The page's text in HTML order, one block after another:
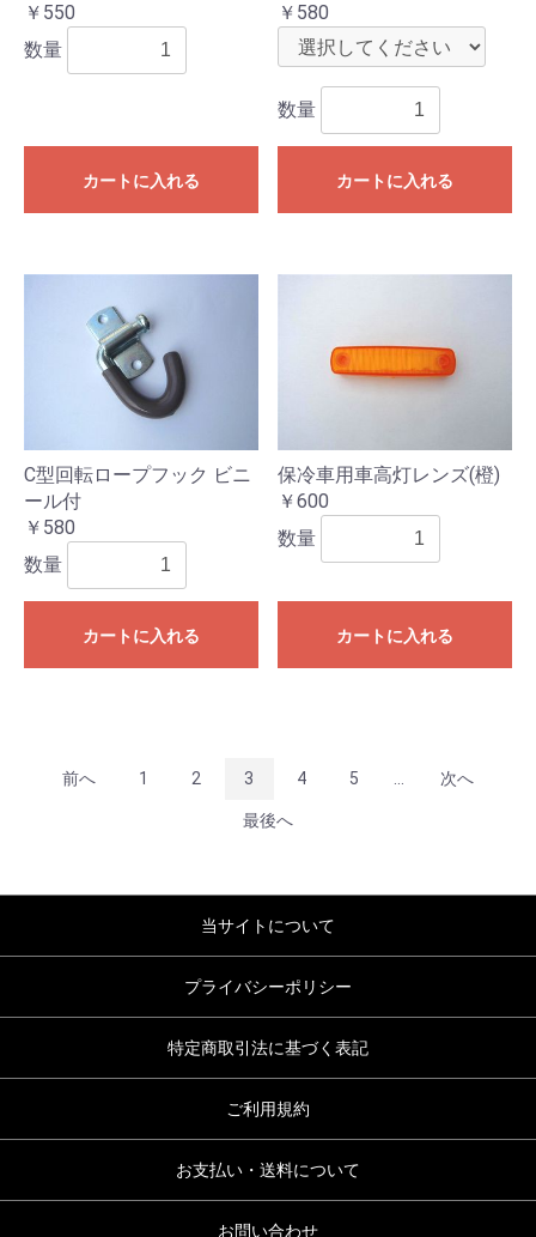
￥550
数量
カートに入れる
￥580
数量
カートに入れる
C型回転ロープフック ビニ
ール付
￥580
数量
カートに入れる
保冷車用車高灯レンズ(橙)
￥600
数量
カートに入れる
前へ 1 2 3 4 5 次へ
最後へ
当サイトについて
プライバシーポリシー
特定商取引法に基づく表記
ご利用規約
お支払い・送料について
お問い合わせ